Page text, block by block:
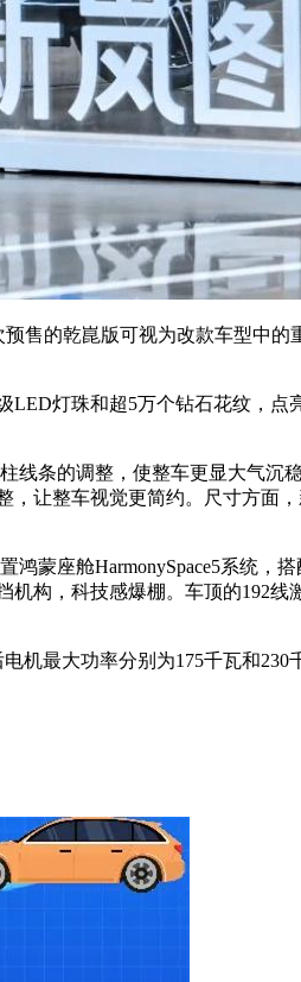
售的乾崑版可视为改款车型中
LED灯珠和超5万个钻石花纹，
线条的调整，使整车更显大气沉
让整车视觉更简约。尺寸方面，
蒙座舱HarmonySpace5系统，
构，科技感爆棚。车顶的192线
机最大功率分别为175千瓦和